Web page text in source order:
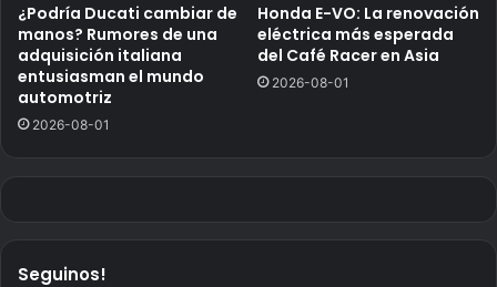
¿Podría Ducati cambiar de
manos? Rumores de una
adquisición italiana
entusiasman el mundo
automotriz
2026-08-01
Honda E-VO: La renovación
eléctrica más esperada
del Café Racer en Asia
2026-08-01
Seguinos!